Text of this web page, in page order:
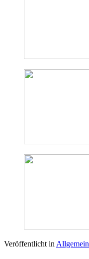
Veröffentlicht in Allgemein